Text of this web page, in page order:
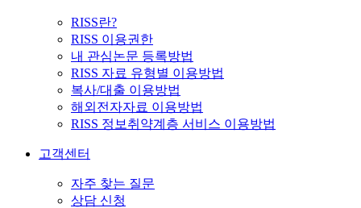
RISS란?
RISS 이용권한
내 관심논문 등록방법
RISS 자료 유형별 이용방법
복사/대출 이용방법
해외전자자료 이용방법
RISS 정보취약계층 서비스 이용방법
고객센터
자주 찾는 질문
상담 신청